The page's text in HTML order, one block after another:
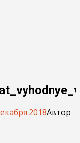
2018Автор